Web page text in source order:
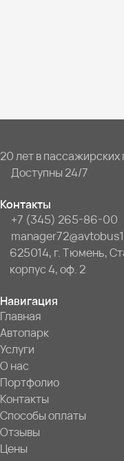
20 лет в пассажирских
Доступны 24/7
Контакты
+7 (345) 265-86-00
625014, г. Тюмень,
корпус 4, оф. 2
Навигация
Главная
Автопарк
Услуги
О нас
Портфолио
Контакты
Способы оплаты
Отзывы
Цены